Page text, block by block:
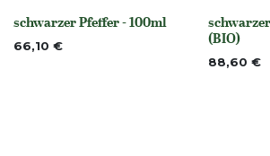
None
schwarzer Pfeffer - 100ml
66,10 € None
(BIO)
88,60 €